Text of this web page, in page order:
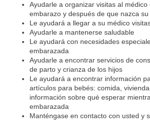
Ayudarle a organizar visitas al médico
embarazo y después de que nazca
Le ayudará a llegar a su médico
Ayudarle a mantenerse saludable
Le ayudará con necesidades
embarazada
Ayudarle a encontrar servicios de
de parto y crianza de los hijos
Le ayudará a encontrar información
artículos para bebés: comida,
información sobre qué esperar
embarazada
Manténgase en contacto con usted y